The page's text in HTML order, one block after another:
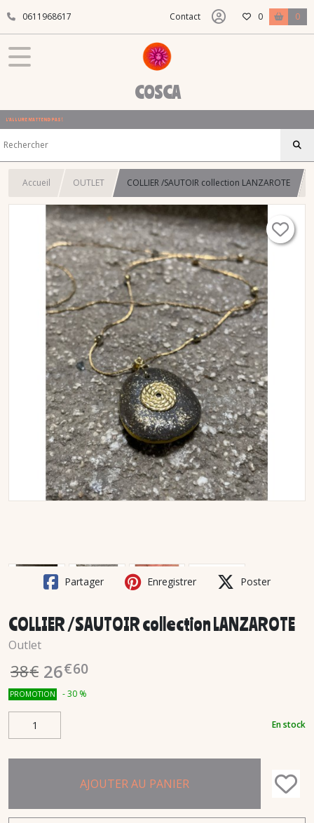
0611968617 Contact 0 0
COSCA
L'ALLURE N'ATTEND PAS !
Accueil OUTLET COLLIER /SAUTOIR collection LANZAROTE
Partager Enregistrer Poster
COLLIER /SAUTOIR collection LANZAROTE
Outlet
38€ 26€60
PROMOTION -30 %
En stock
AJOUTER AU PANIER